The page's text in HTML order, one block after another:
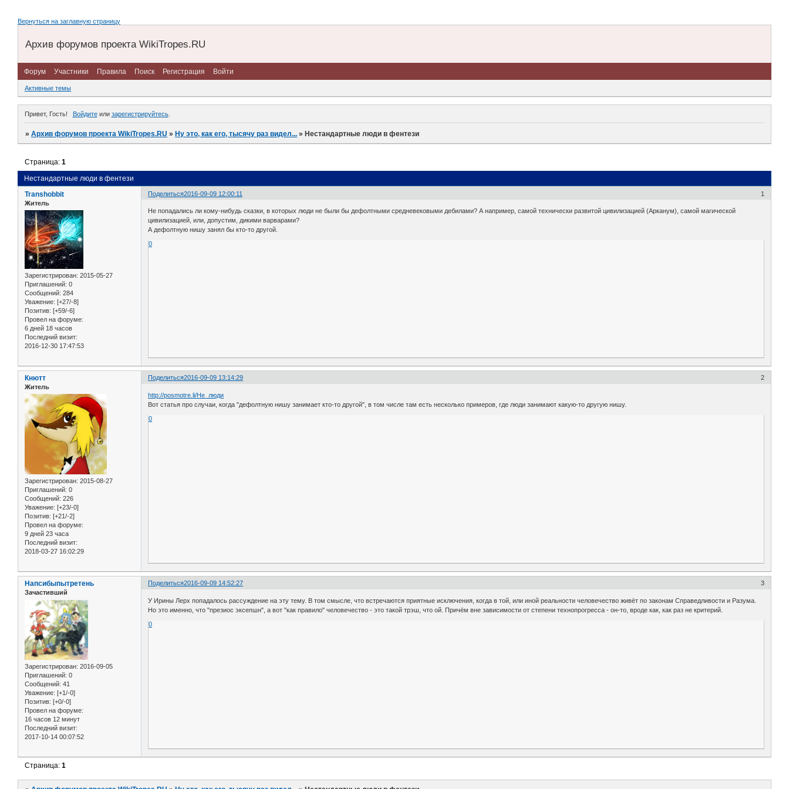
Вернуться на заглавную страницу
Архив форумов проекта WikiTropes.RU
Форум Участники Правила Поиск Регистрация Войти
Активные темы
Привет, Гость! Войдитеили зарегистрируйтесь.
»Архив форумов проекта WikiTropes.RU »Ну это, как его, тысячу раз видел... »Нестандартные люди в фентези
Нестандартные люди в фентези
Страница:1
Поделиться 1
2016-09-09 12:00:11
Transhobbit
Житель
Зарегистрирован: 2015-05-27
Приглашений: 0
Сообщений: 284
Уважение: [+27/-8]
Позитив: [+59/-6]
Провел на форуме:
6 дней 18 часов
Последний визит:
2016-12-30 17:47:53
Не попадались ли кому-нибудь сказки, в которых люди не были бы дефолтными средневековыми дебилами? А например, самой технически развитой цивилизацией (Арканум), самой магической
цивилизацией, или, допустим, дикими варварами?
А дефолтную нишу занял бы кто-то другой.
0
Поделиться 2
2016-09-09 13:14:29
Кнютт
Житель
Зарегистрирован: 2015-08-27
Приглашений: 0
Сообщений: 226
Уважение: [+23/-0]
Позитив: [+21/-2]
Провел на форуме:
9 дней 23 часа
Последний визит:
2018-03-27 16:02:29
http://posmotre.li/Не_люди
Вот статья про случаи, когда "дефолтную нишу занимает кто-то другой", в том числе там есть несколько примеров, где люди занимают какую-то другую нишу.
0
Поделиться 3
2016-09-09 14:52:27
Напсибыпытретень
Зачастивший
Зарегистрирован: 2016-09-05
Приглашений: 0
Сообщений: 41
Уважение: [+1/-0]
Позитив: [+0/-0]
Провел на форуме:
16 часов 12 минут
Последний визит:
2017-10-14 00:07:52
У Ирины Лерх попадалось рассуждение на эту тему. В том смысле, что встречаются приятные исключения, когда в той, или иной реальности человечество живёт по законам Справедливости и Разума.
Но это именно, что "презиос эксепшн", а вот "как правило" человечество - это такой трэш, что ой. Причём вне зависимости от степени технопрогресса - он-то, вроде как, как раз не критерий.
0
Страница:1